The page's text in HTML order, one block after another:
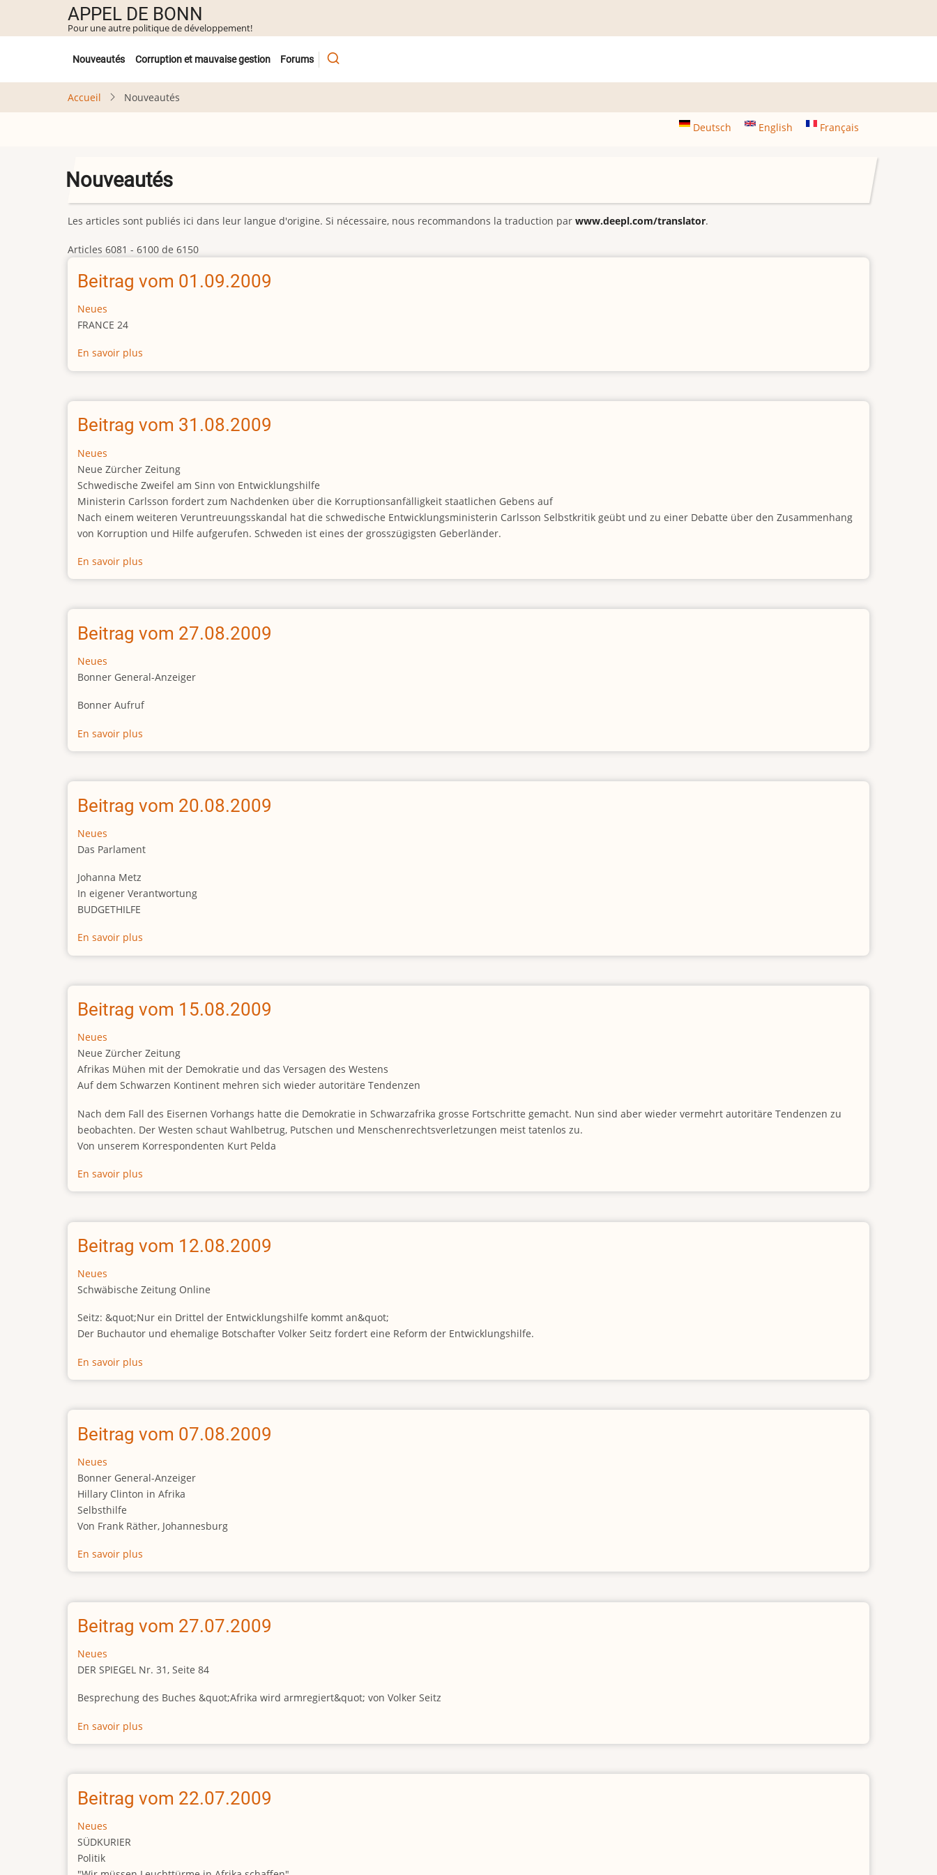
contenu
APPEL DE BONN
Pour une autre politique de développement!
Untermenü
Nouveautés Corruption et mauvaise gestion Forums
Accueil Nouveautés
Deutsch English Français
Nouveautés
Les articles sont publiés ici dans leur langue d'origine. Si nécessaire, nous recommandons la traduction par www.deepl.com/translator.
Articles 6081 - 6100 de 6150
Beitrag vom 01.09.2009
Neues
FRANCE 24
En savoir plus
Beitrag
01.09.2009
Beitrag vom 31.08.2009
Neues
Neue Zürcher Zeitung
Schwedische Zweifel am Sinn von Entwicklungshilfe
Ministerin Carlsson fordert zum Nachdenken über die Korruptionsanfälligkeit staatlichen Gebens auf
Nach einem weiteren Veruntreuungsskandal hat die schwedische Entwicklungsministerin Carlsson Selbstkritik geübt und zu einer Debatte über den Zusammenhang
von Korruption und Hilfe aufgerufen. Schweden ist eines der grosszügigsten Geberländer.
En savoir plus
Beitrag
31.08.2009
Beitrag vom 27.08.2009
Neues
Bonner General-Anzeiger
Bonner Aufruf
En savoir plus
Beitrag
27.08.2009
Beitrag vom 20.08.2009
Neues
Das Parlament
Johanna Metz
In eigener Verantwortung
BUDGETHILFE
En savoir plus
Beitrag
20.08.2009
Beitrag vom 15.08.2009
Neues
Neue Zürcher Zeitung
Afrikas Mühen mit der Demokratie und das Versagen des Westens
Auf dem Schwarzen Kontinent mehren sich wieder autoritäre Tendenzen
Nach dem Fall des Eisernen Vorhangs hatte die Demokratie in Schwarzafrika grosse Fortschritte gemacht. Nun sind aber wieder vermehrt autoritäre Tendenzen zu
beobachten. Der Westen schaut Wahlbetrug, Putschen und Menschenrechtsverletzungen meist tatenlos zu.
Von unserem Korrespondenten Kurt Pelda
En savoir plus
Beitrag
15.08.2009
Beitrag vom 12.08.2009
Neues
Schwäbische Zeitung Online
Seitz: &quot;Nur ein Drittel der Entwicklungshilfe kommt an&quot;
Der Buchautor und ehemalige Botschafter Volker Seitz fordert eine Reform der Entwicklungshilfe.
En savoir plus
Beitrag
12.08.2009
Beitrag vom 07.08.2009
Neues
Bonner General-Anzeiger
Hillary Clinton in Afrika
Selbsthilfe
Von Frank Räther, Johannesburg
En savoir plus
Beitrag
07.08.2009
Beitrag vom 27.07.2009
Neues
DER SPIEGEL Nr. 31, Seite 84
Besprechung des Buches &quot;Afrika wird armregiert&quot; von Volker Seitz
En savoir plus
Beitrag
27.07.2009
Beitrag vom 22.07.2009
Neues
SÜDKURIER
Politik